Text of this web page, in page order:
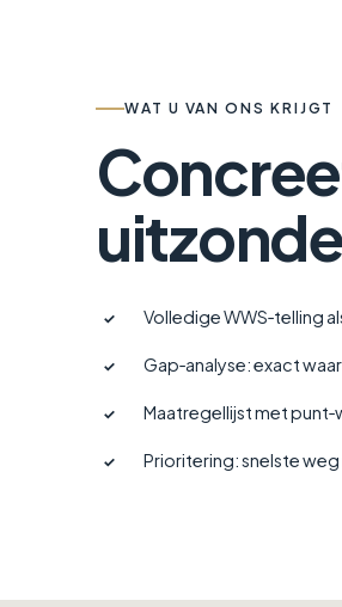
WAT U VAN ONS KRIJGT
✓ Volledige WWS‑telling
✓ Gap‑analyse: exact
✓ Maatregellijst met
✓ Prioritering: snelste weg